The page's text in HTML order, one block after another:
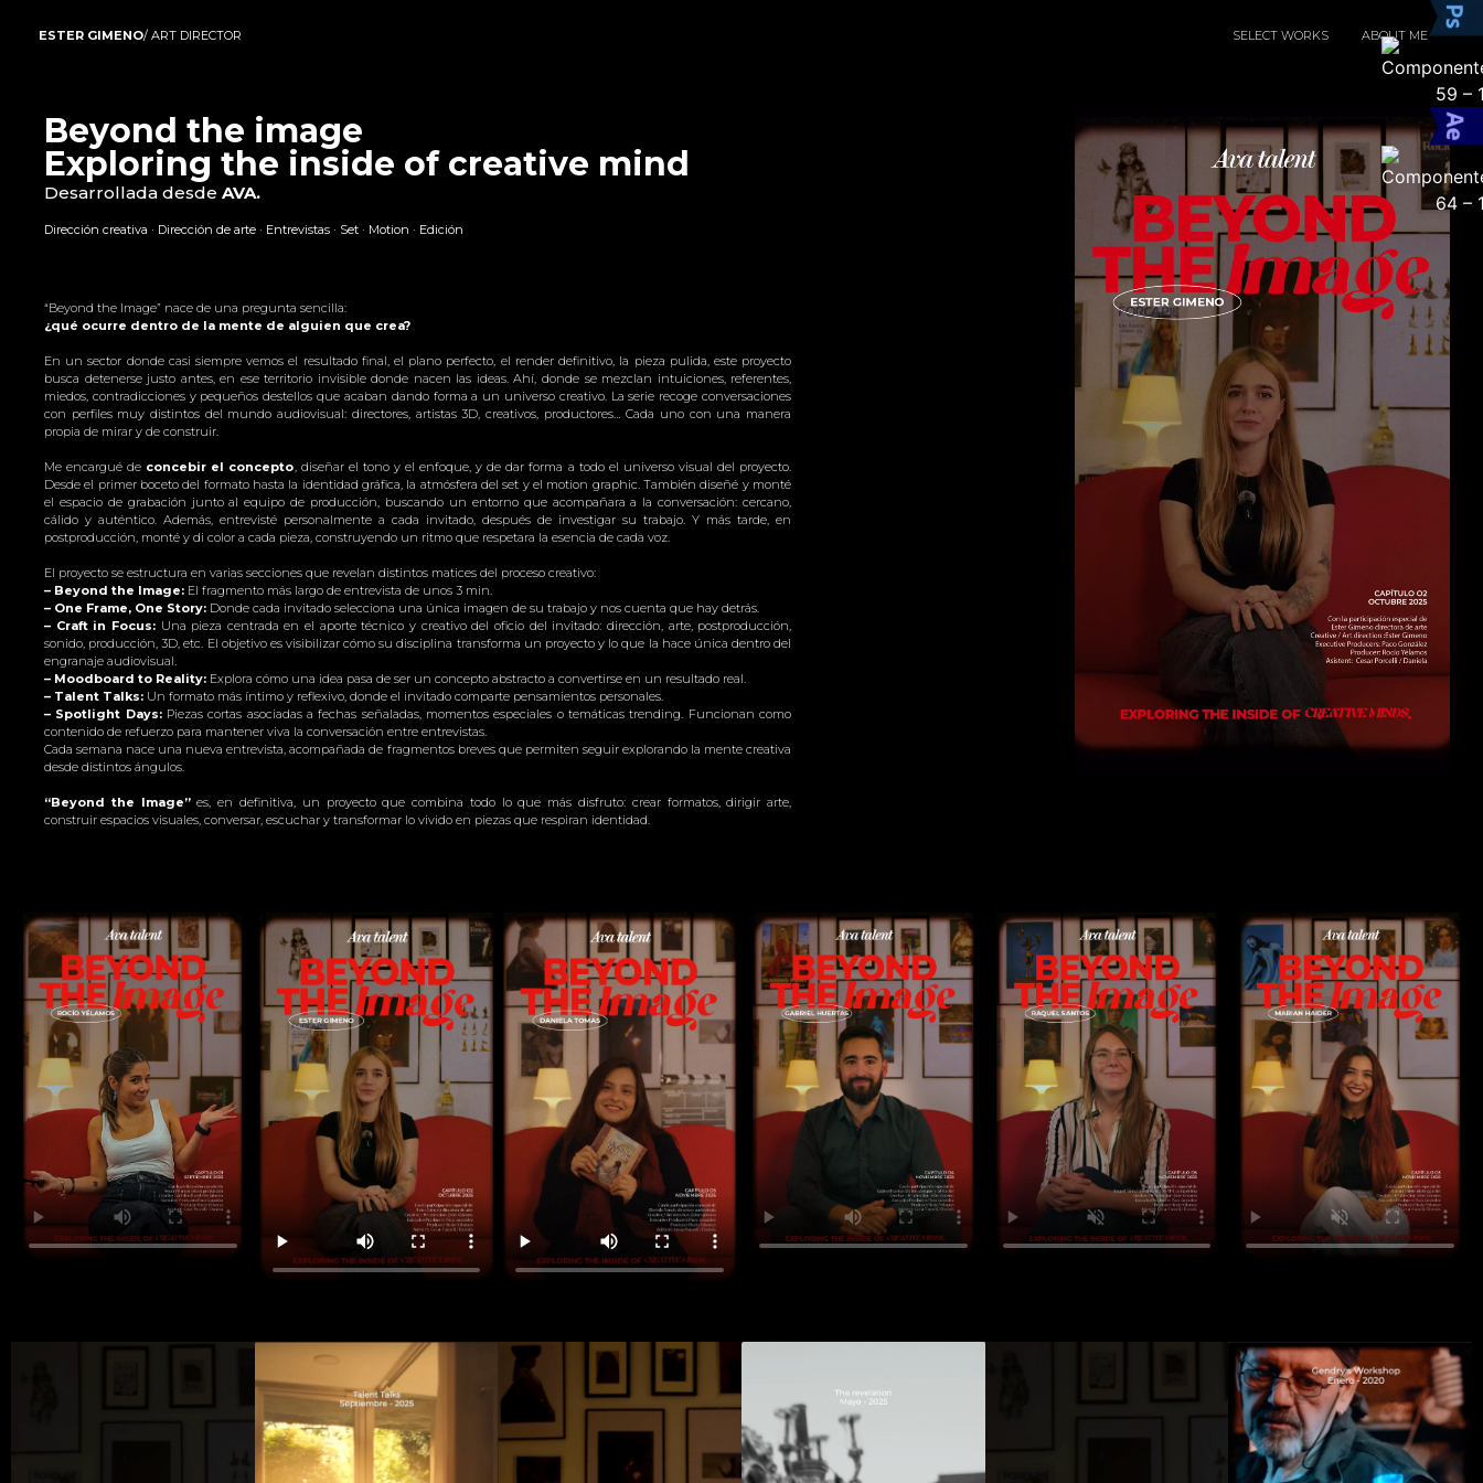
ESTER GIMENO/ ART DIRECTOR SELECT WORKS ABOUT ME
Beyond the image
Exploring the inside of creative mind
Desarrollada desde AVA.
Dirección creativa · Dirección de arte · Entrevistas · Set · Motion · Edición
“Beyond the Image” nace de una pregunta sencilla:
¿qué ocurre dentro de la mente de alguien que crea?
En un sector donde casi siempre vemos el resultado final, el plano perfecto, el render definitivo, la pieza pulida, este proyecto
busca detenerse justo antes, en ese territorio invisible donde nacen las ideas. Ahí, donde se mezclan intuiciones, referentes,
miedos, contradicciones y pequeños destellos que acaban dando forma a un universo creativo. La serie recoge conversaciones
con perfiles muy distintos del mundo audiovisual: directores, artistas 3D, creativos, productores… Cada uno con una manera
propia de mirar y de construir.
Me encargué de concebir el concepto , diseñar el tono y el enfoque, y de dar forma a todo el universo visual del proyecto.
Desde el primer boceto del formato hasta la identidad gráfica, la atmósfera del set y el motion graphic. También diseñé y monté
el espacio de grabación junto al equipo de producción, buscando un entorno que acompañara a la conversación: cercano,
cálido y auténtico. Además, entrevisté personalmente a cada invitado, después de investigar su trabajo. Y más tarde, en
postproducción, monté y di color a cada pieza, construyendo un ritmo que respetara la esencia de cada voz.
El proyecto se estructura en varias secciones que revelan distintos matices del proceso creativo:
– Beyond the Image: El fragmento más largo de entrevista de unos 3 min.
– One Frame, One Story: Donde cada invitado selecciona una única imagen de su trabajo y nos cuenta que hay detrás.
– Craft in Focus:Una pieza centrada en el aporte técnico y creativo del oficio del invitado: dirección, arte, postproducción,
sonido, producción, 3D, etc. El objetivo es visibilizar cómo su disciplina transforma un proyecto y lo que la hace única dentro del
engranaje audiovisual.
– Moodboard to Reality: Explora cómo una idea pasa de ser un concepto abstracto a convertirse en un resultado real.
– Talent Talks: Un formato más íntimo y reflexivo, donde el invitado comparte pensamientos personales.
– Spotlight Days:Piezas cortas asociadas a fechas señaladas, momentos especiales o temáticas trending. Funcionan como
contenido de refuerzo para mantener viva la conversación entre entrevistas.
Cada semana nace una nueva entrevista, acompañada de fragmentos breves que permiten seguir explorando la mente creativa
desde distintos ángulos.
“Beyond the Image”es, en definitiva, un proyecto que combina todo lo que más disfruto: crear formatos, dirigir arte,
construir espacios visuales, conversar, escuchar y transformar lo vivido en piezas que respiran identidad.